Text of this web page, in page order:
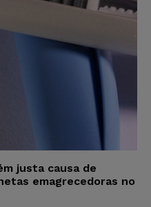
justa causa de
emagrecedoras no